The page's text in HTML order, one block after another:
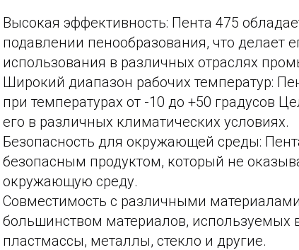
Высокая эффективность: Пента 475
подавлении пенообразования, что делает
использования в различных отраслях
Широкий диапазон рабочих температур:
при температурах от -10 до +50 градусов
его в различных климатических условиях.
Безопасность для окружающей среды:
безопасным продуктом, который не
окружающую среду.
Совместимость с различными
большинством материалов,
пластмассы, металлы, стекло и другие.